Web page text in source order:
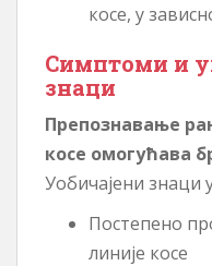
косе, у
Симптоми и
знаци
Препознавање
косе омогућава
Уобичајени знаци
Постепено
линије косе